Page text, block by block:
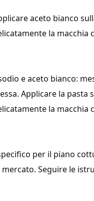
aceto bianco
la macchia
e aceto bianco:
Applicare la pasta
la macchia
per il piano
Seguire le